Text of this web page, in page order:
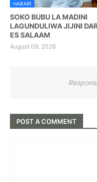
HABARI
SOKO BUBU LA MADINI
LAGUNDULIWA JIJINI
ES SALAAM
August 09, 2026
POST A COMMENT